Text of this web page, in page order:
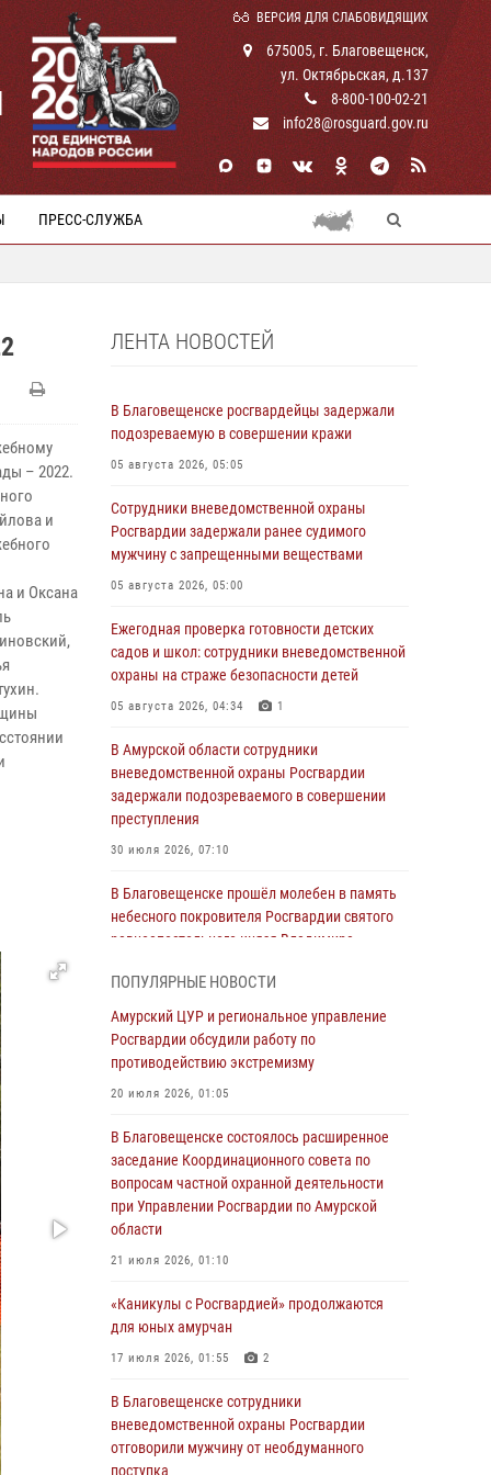
ВЕРСИЯ ДЛЯ СЛАБОВИДЯЩИХ
675005, г. Благовещенск,
ул. Октябрьская, д.137
8-800-100-02-21
info28@rosguard.gov.ru
ПРЕСС-СЛУЖБА
– 2022.
и
и Оксана
ЛЕНТА НОВОСТЕЙ
В Благовещенске росгвардейцы задержали
подозреваемую в совершении кражи
05 августа 2026, 05:05
Сотрудники вневедомственной охраны
Росгвардии задержали ранее судимого
мужчину с запрещенными веществами
05 августа 2026, 05:00
Ежегодная проверка готовности детских
садов и школ: сотрудники вневедомственной
охраны на страже безопасности детей
05 августа 2026, 04:34 1
В Амурской области сотрудники
вневедомственной охраны Росгвардии
задержали подозреваемого в совершении
преступления
30 июля 2026, 07:10
В Благовещенске прошёл молебен в память
небесного покровителя Росгвардии святого
равноапостольного князя Владимира
Более 2,5 миллионов рублей выплачено
амурчанам за оружие сданное на возмездной
основе
28 июля 2026, 02:00
Итоги работы строевых подразделений
вневедомственной охраны Росгвардии
Амурской области в период с 20 по 26 июля
2026 года
27 июля 2026, 06:28
сотрудников вневедомственной охраны
23 июля 2026, 07:49
поступления на службу в подразделения
территориального Управления Росгвардии
23 июля 2026, 00:00
ПОПУЛЯРНЫЕ НОВОСТИ
Амурский ЦУР и региональное управление
Росгвардии обсудили работу по
противодействию экстремизму
20 июля 2026, 01:05
В Благовещенске состоялось расширенное
заседание Координационного совета по
вопросам частной охранной деятельности
при Управлении Росгвардии по Амурской
области
21 июля 2026, 01:10
«Каникулы с Росгвардией» продолжаются
для юных амурчан
17 июля 2026, 01:55 2
В Благовещенске сотрудники
вневедомственной охраны Росгвардии
отговорили мужчину от необдуманного
поступка